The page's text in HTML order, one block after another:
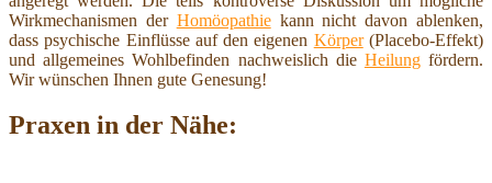
Wirkmechanismen der Homöopathiekann nicht davon ablenken,
dass psychische Einflüsse auf den eigenen Körper(Placebo-Effekt)
und allgemeines Wohlbefinden nachweislich die Heilungfördern.
Wir wünschen Ihnen gute Genesung!
Praxen in der Nähe: